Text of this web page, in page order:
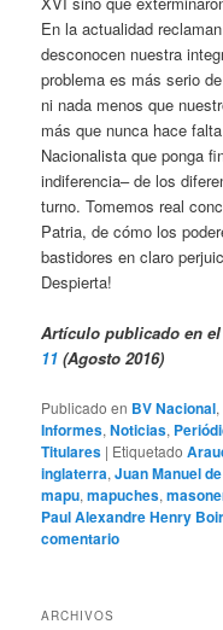
En la actualidad
desconocen nuestra
problema es más serio
ni nada menos que
más que nunca hace
Nacionalista que ponga
indiferencia– de los
turno. Tomemos real
Patria, de cómo los
bastidores en claro
Despierta!
Artículo publicado en
11 (Agosto 2016)
Publicado en BV Nacional,
Informes,Noticias,
Titulares | Etiquetado
inglaterra,Juan Manuel
mapu,mapuches,
Paul Alexandre Henry
comentario
ARCHIVOS